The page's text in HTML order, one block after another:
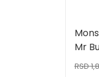
Mr
RSD